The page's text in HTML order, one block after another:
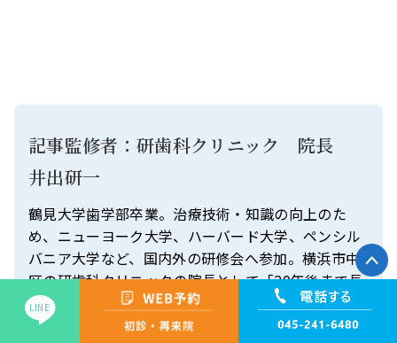
記事監修者：研歯科クリニック 院長
井出研一
鶴見大学歯学部卒業。治療技術・知識の向上のた
め、ニューヨーク大学、ハーバード大学、ペンシル
バニア大学など、国内外の研修会へ参加。横浜市中
区の研歯科クリニックの院長として「20年後まで長
持ちする治療」を目指し、日々の診療に取り組む。
LINE